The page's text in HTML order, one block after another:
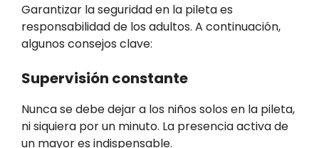
Garantizar la seguridad en la pileta es
responsabilidad de los adultos. A continuación,
algunos consejos clave:
Supervisión constante
Nunca se debe dejar a los niños solos en la pileta,
ni siquiera por un minuto. La presencia activa de
un mayor es indispensable.